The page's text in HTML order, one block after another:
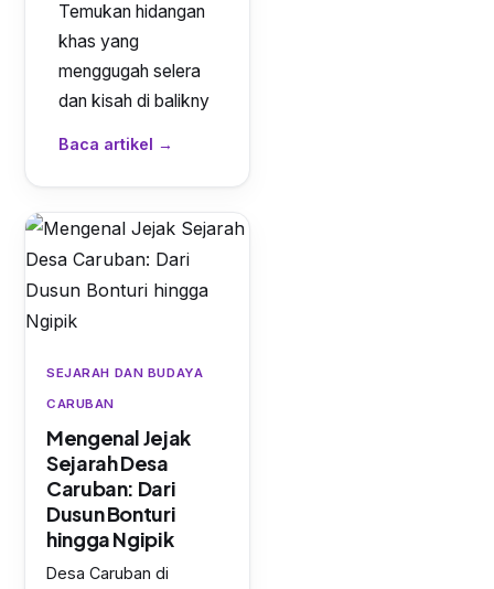
Temukan hidangan
khas yang
menggugah selera
dan kisah di balikny
Baca artikel →
SEJARAH DAN BUDAYA
CARUBAN
Mengenal Jejak
Sejarah Desa
Caruban: Dari
Dusun Bonturi
hingga Ngipik
Desa Caruban di